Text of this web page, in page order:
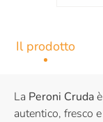
Il prodotto
La Peroni Cruda
autentico, fresco